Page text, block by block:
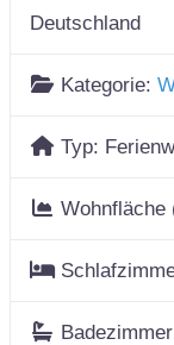
Deutschland
Kategorie:
Typ:
Wohnfläche